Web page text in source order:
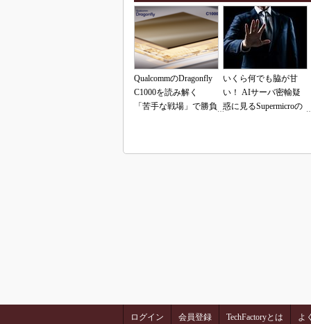
QualcommのDragonfly
C1000を読み解く
「苦手な戦場」で勝負
いくら何でも脇が甘
い！ AIサーバ密輸疑
惑に見るSupermicroの
ログイン 会員登録 TechFactoryとは よ